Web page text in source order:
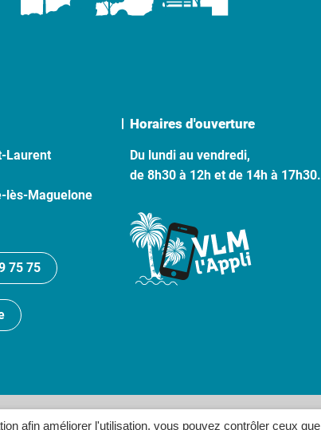
afin améliorer l'utilisation, vous pouvez contrôler ceux que
Laurent
lès-Maguelone
75 75
Horaires d'ouverture
Du lundi au vendredi,
de 8h30 à 12h et de 14h à 17h30.